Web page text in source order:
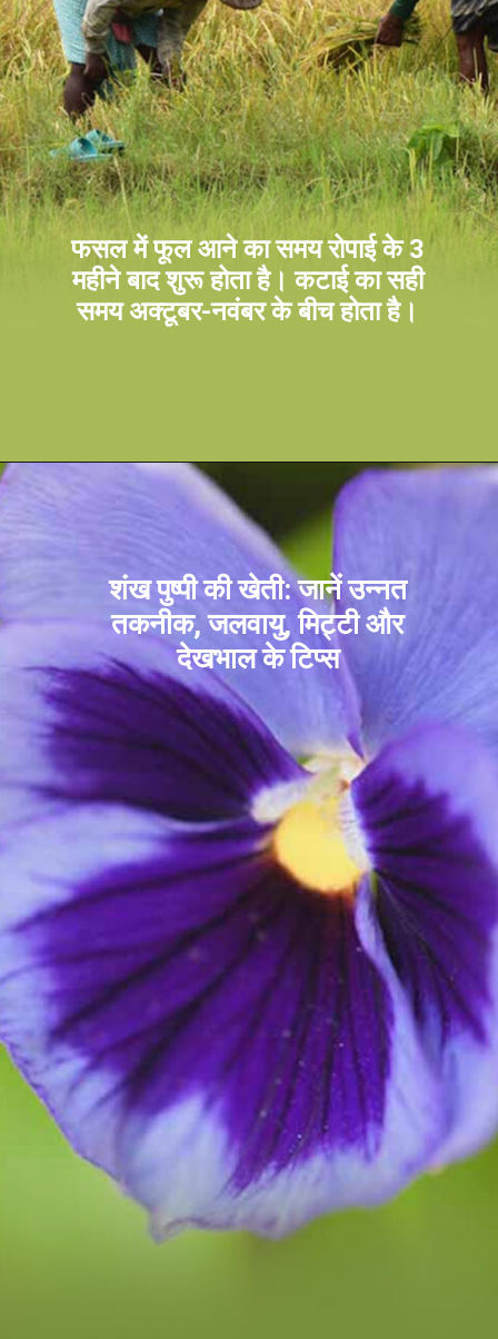
फसल में फूल आने का समय रोपाई के 3
महीने बाद शुरू होता है। कटाई का सही
समय अक्टूबर-नवंबर के बीच होता है।
शंख पुष्पी की खेती: जानें उन्नत
तकनीक, जलवायु, मिट्टी और
देखभाल के टिप्स